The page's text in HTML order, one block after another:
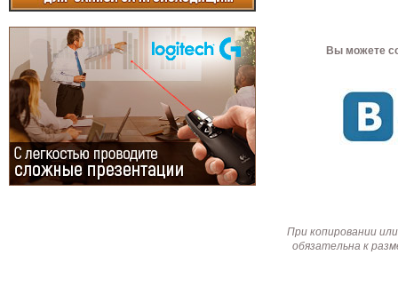
Вы можете
При копировании
обязательна к